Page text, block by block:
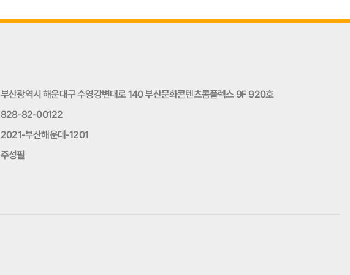
부산광역시 해운대구 수영강변대로 140 부산문화콘텐츠콤플렉스 9F 920호
828-82-00122
2021-부산해운대-1201
주성필